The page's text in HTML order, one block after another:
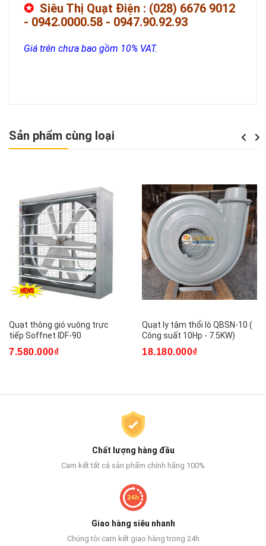
✪ Siêu Thị Quạt Điện : (028) 6676 9012
- 0942.0000.58 - 0947.90.92.93
Giá trên chưa bao gồm 10% VAT.
Sản phẩm cùng loại
Quạt thông gió vuông trực
tiếp Soffnet IDF-90
7.580.000₫
Quạt ly tâm thổi lò QBSN-10 (
Công suất 10Hp - 7.5KW)
18.180.000₫
Next
Chất lượng hàng đầu
Cam kết tất cả sản phẩm chính hãng 100%
Giao hàng siêu nhanh
Chúng tôi cam kết giao hàng trong 24h